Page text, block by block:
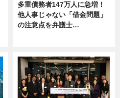
多重債務者147万人に急増！
他人事じゃない「借金問題」
の注意点を弁護士…